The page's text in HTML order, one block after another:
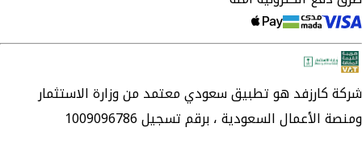
شركةكارزفدهو تطبيق سعودي معتمد من وزارة الاستثمار
ومنصة الأعمال السعودية ،برقم تسجيل 1009096786